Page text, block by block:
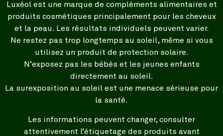
Luxéol est une marque de compléments alimentaires et
produits cosmétiques principalement pour les cheveux
et la peau. Les résultats individuels peuvent varier.
Ne restez pas trop longtemps au soleil, même si vous
utilisez un produit de protection solaire.
N’exposez pas les bébés et les jeunes enfants
directement au soleil.
La surexposition au soleil est une menace sérieuse pour
la santé.
Les informations peuvent changer, consulter
attentivement l’étiquetage des produits avant